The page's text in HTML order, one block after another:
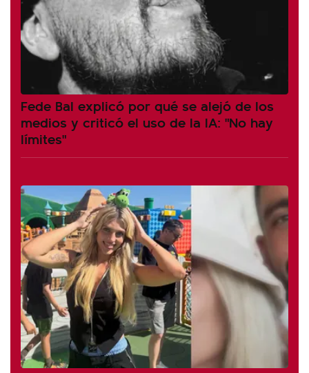
Fede Bal explicó por qué se alejó de los
medios y criticó el uso de la IA: "No hay
límites"